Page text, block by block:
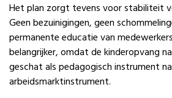
Het plan zorgt tevens voor stabiliteit
Geen bezuinigingen, geen
permanente educatie van
belangrijker, omdat de kinderopvang
geschat als pedagogisch instrument
arbeidsmarktinstrument.